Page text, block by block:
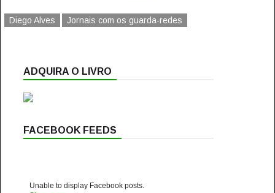
Diego Alves Jornais com os guarda-redes
ADQUIRA O LIVRO
FACEBOOK FEEDS
Unable to display Facebook posts.